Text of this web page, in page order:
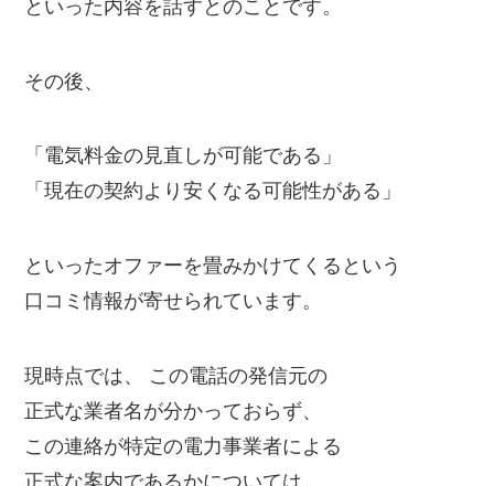
といった内容を話すとのことです。
その後、
「電気料金の見直しが可能である」
「現在の契約より安くなる可能性がある」
といったオファーを畳みかけてくるという
口コミ情報が寄せられています。
現時点では、 この電話の発信元の
正式な業者名が分かっておらず、
この連絡が特定の電力事業者による